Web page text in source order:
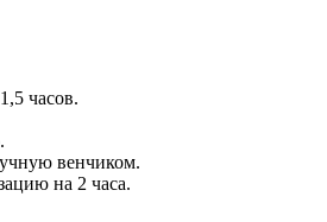
часов.
венчиком.
на 2 часа.